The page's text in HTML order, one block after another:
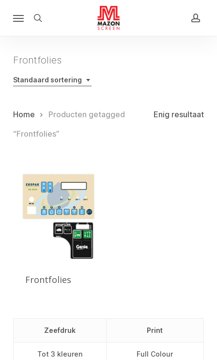
search
Frontfolies
Standaard sortering
Enig resultaat
Home
Producten getagged
“Frontfolies”
Frontfolies
Zeefdruk Print
Tot 3 kleuren Full Colour